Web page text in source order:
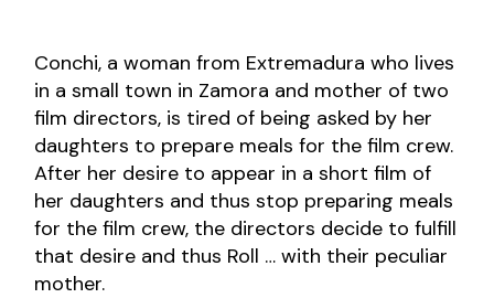
Conchi, a woman from Extremadura who lives
in a small town in Zamora and mother of two
film directors, is tired of being asked by her
daughters to prepare meals for the film crew.
After her desire to appear in a short film of
her daughters and thus stop preparing meals
for the film crew, the directors decide to fulfill
that desire and thus Roll … with their peculiar
mother.